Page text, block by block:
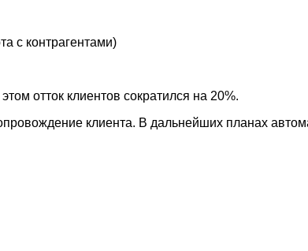
с контрагентами)
отток клиентов сократился на 20%.
клиента. В дальнейших планах